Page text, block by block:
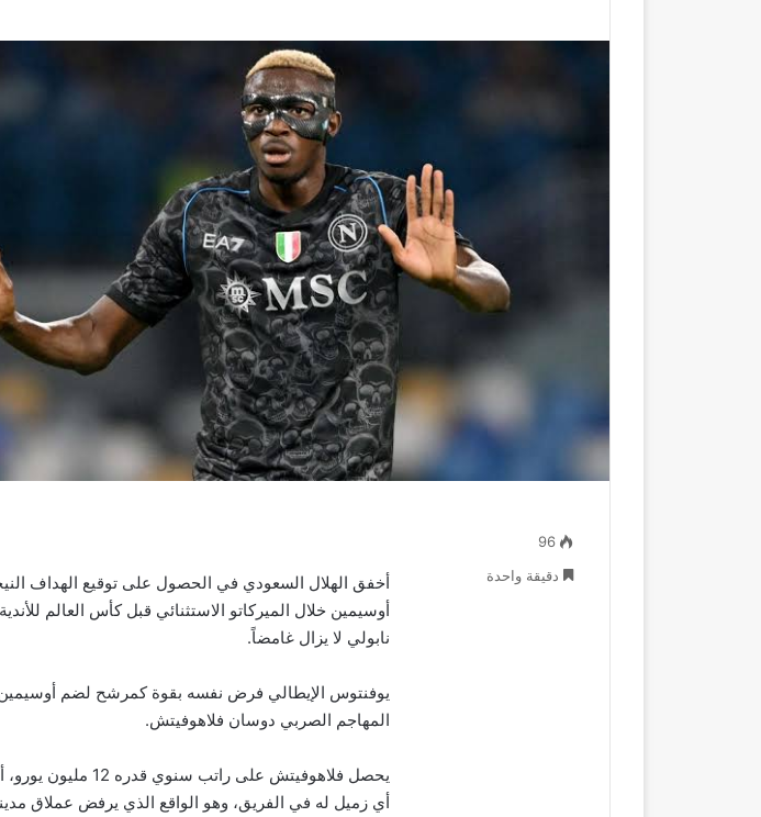
أخفق الهلال السعودي في الحصول على توقيع الهداف
أوسيمين خلال الميركاتو الاستثنائي قبل كأس العالم
نابولي لا يزال غامضاً.
يوفنتوس الإيطالي فرض نفسه بقوة كمرشح لضم
المهاجم الصربي دوسان فلاهوفيتش.
يحصل فلاهوفيتش على راتب
أي زميل له في الفريق، وهو الواقع الذي يرفض عملاق
96
دقيقة واحدة